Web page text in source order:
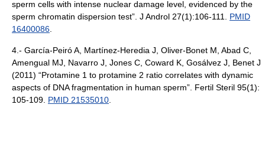
sperm cells with intense nuclear damage level, evidenced by the
sperm chromatin dispersion test”. J Androl 27(1):106-111. PMID
16400086.
4.- García-Peiró A, Martínez-Heredia J, Oliver-Bonet M, Abad C,
Amengual MJ, Navarro J, Jones C, Coward K, Gosálvez J, Benet J
(2011) “Protamine 1 to protamine 2 ratio correlates with dynamic
aspects of DNA fragmentation in human sperm”. Fertil Steril 95(1):
105-109. PMID 21535010.